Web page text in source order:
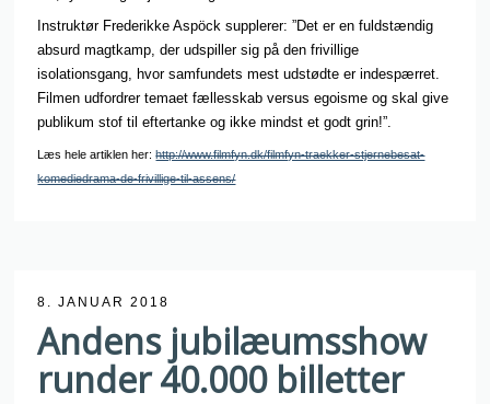
Instruktør Frederikke Aspöck supplerer: ”Det er en fuldstændig
absurd magtkamp, der udspiller sig på den frivillige
isolationsgang, hvor samfundets mest udstødte er indespærret.
Filmen udfordrer temaet fællesskab versus egoisme og skal give
publikum stof til eftertanke og ikke mindst et godt grin!”.
Læs hele artiklen her:http://www.filmfyn.dk/filmfyn-traekker-stjernebesat-
komediedrama-de-frivillige-til-assens/
8. JANUAR 2018
Andens jubilæumsshow
runder 40.000 billetter